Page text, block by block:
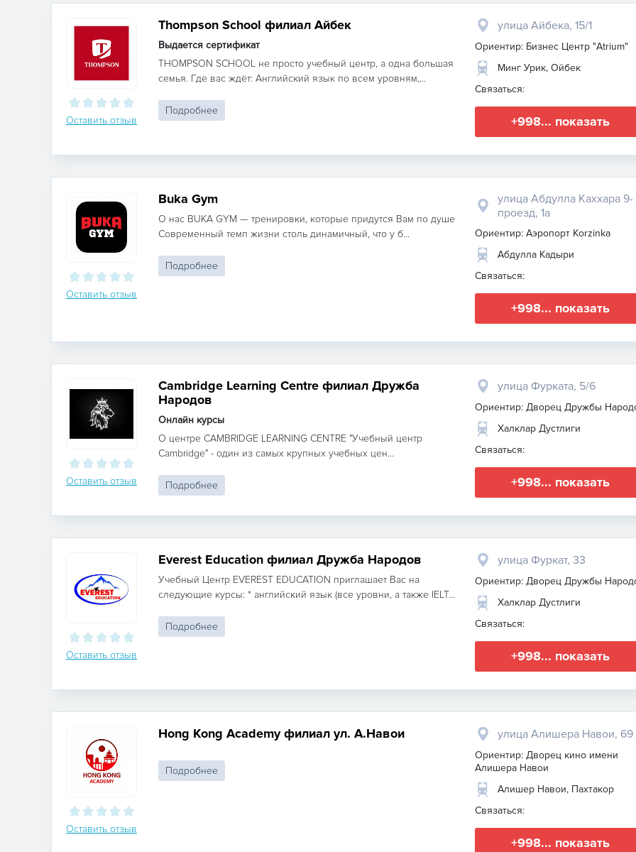
Оставить отзыв
Thompson School филиал Айбек
Выдается сертификат
THOMPSON SCHOOL не просто учебный центр, а одна большая
семья. Где вас ждёт: Английский язык по всем уровням,...
Подробнее
улица Айбека, 15/1
Ориентир: Бизнес Центр "Atrium"
Минг Урик, Ойбек
Связаться:
+998... показать
Оставить отзыв
Buka Gym
О нас BUKA GYM — тренировки, которые придутся Вам по душе
Современный темп жизни столь динамичный, что у б...
Подробнее
улица Абдулла Каххара 9-
проезд, 1а
Ориентир: Аэропорт Korzinka
Абдулла Кадыри
Связаться:
+998... показать
Оставить отзыв
Cambridge Learning Centre филиал Дружба
Народов
Онлайн курсы
О центре CAMBRIDGE LEARNING CENTRE "Учебный центр
Cambridge" - один из самых крупных учебных цен...
Подробнее
улица Фурката, 5/6
Ориентир: Дворец Дружбы
Халклар Дустлиги
Связаться:
+998... показать
Оставить отзыв
Everest Education филиал Дружба Народов
Учебный Центр EVEREST EDUCATION приглашает Вас на
следующие курсы: * английский язык (все уровни, а также IELT...
Подробнее
улица Фуркат, 33
Ориентир: Дворец Дружбы
Халклар Дустлиги
Связаться:
+998... показать
Оставить отзыв
Hong Kong Academy филиал ул. А.Навои
Подробнее
улица Алишера Навои, 69
Ориентир: Дворец кино имени
Алишера Навои
Алишер Навои, Пахтакор
Связаться:
+998... показать